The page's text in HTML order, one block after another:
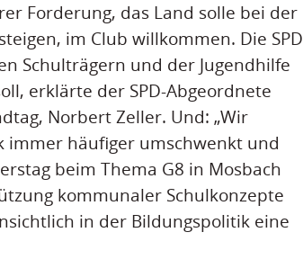
Forderung, das Land solle bei der
im Club willkommen. Die SPD
Schulträgern und der Jugendhilfe
erklärte der SPD-Abgeordnete
Norbert Zeller. Und: „Wir
immer häufiger umschwenkt und
beim Thema G8 in Mosbach
kommunaler Schulkonzepte
in der Bildungspolitik eine